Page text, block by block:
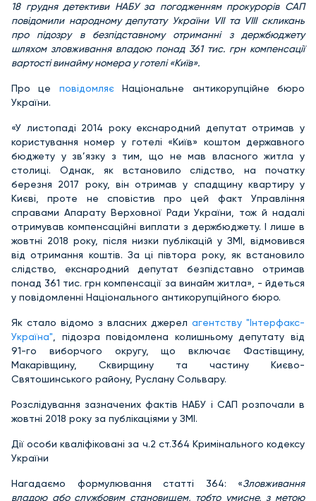
18 грудня детективи НАБУ за погодженням прокурорів САП
повідомили народному депутату України VII та VIII скликань
про підозру в безпідставному отриманні з держбюджету
шляхом зловживання владою понад 361 тис. грн компенсації
вартості винайму номера у готелі «Київ».
Про це повідомляєНаціональне антикорупційне бюро
України.
«У листопаді 2014 року екснародний депутат отримав у
користування номер у готелі «Київ» коштом державного
бюджету у зв’язку з тим, що не мав власного житла у
столиці. Однак, як встановило слідство, на початку
березня 2017 року, він отримав у спадщину квартиру у
Києві, проте не сповістив про цей факт Управління
справами Апарату Верховної Ради України, тож й надалі
отримував компенсаційні виплати з держбюджету. І лише в
жовтні 2018 року, після низки публікацій у ЗМІ, відмовився
від отримання коштів. За ці півтора року, як встановило
слідство, екснародний депутат безпідставно отримав
понад 361 тис. грн компенсації за винайм житла», - йдеться
у повідомленні Національного антикорупційного бюро.
Як стало відомо з власних джерел агентству "Інтерфакс-
Україна" , підозра повідомлена колишньому депутату від
91-го виборчого округу, що включає Фастівщину,
Макарівщину, Сквирщину та частину Києво-
Святошинського району, Руслану Сольвару.
Розслідування зазначених фактів НАБУ і САП розпочали в
жовтні 2018 року за публікаціями у ЗМІ.
Дії особи кваліфіковані за ч.2 ст.364 Кримінального кодексу
України
Нагадаємо формулювання статті 364: «Зловживання
владою або службовим становищем, тобто умисне, з метою